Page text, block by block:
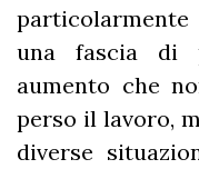
particolarmente
una fascia di
aumento che
perso il lavoro,
diverse